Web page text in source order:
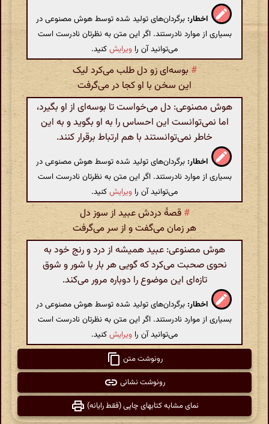
اخطار: برگردان‌های تولید شده توسط هوش مصنوعی در
بسیاری از موارد نادرستند. اگر این متن به نظرتان نادرست است
می‌توانید آن را ویرایشکنید.
#بوسه‌ای زو دل طلب می‌کرد لیک
این سخن با او کجا در می‌گرفت
هوش مصنوعی: دل می‌خواست تا بوسه‌ای از او بگیرد،
اما نمی‌توانست این احساس را به او بگوید و به این
خاطر نمی‌توانستند با هم ارتباط برقرار کنند.
اخطار: برگردان‌های تولید شده توسط هوش مصنوعی در
بسیاری از موارد نادرستند. اگر این متن به نظرتان نادرست است
می‌توانید آن را ویرایشکنید.
#قصهٔ دردش عبید از سوز دل
هر زمان می‌گفت و از سر می‌گرفت
هوش مصنوعی: عبید همیشه از درد و رنج خود به
نحوی صحبت می‌کرد که گویی هر بار با شور و شوق
تازه‌ای این موضوع را دوباره مرور می‌کند.
اخطار: برگردان‌های تولید شده توسط هوش مصنوعی در
بسیاری از موارد نادرستند. اگر این متن به نظرتان نادرست است
می‌توانید آن را ویرایشکنید.
رونوشت متن
رونوشت نشانی
نمای مشابه کتابهای چاپی (فقط رایانه)